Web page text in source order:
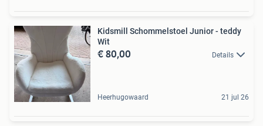
Kidsmill Schommelstoel Junior - teddy
Wit
€ 80,00 Details
Heerhugowaard 21 jul 26